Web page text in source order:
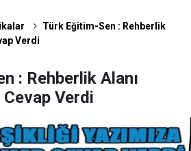
Türk Eğitim-Sen : Rehberlik
Verdi
: Rehberlik Alanı
Cevap Verdi